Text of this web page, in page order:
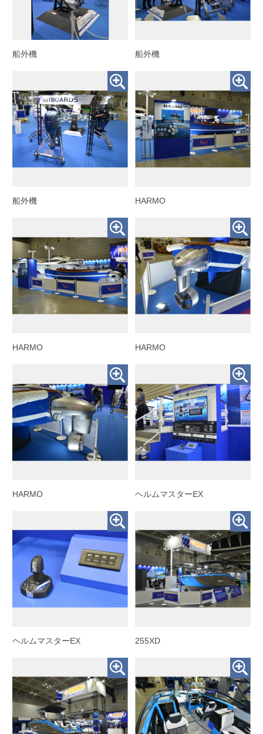
船外機 船外機
船外機 HARMO
HARMO HARMO
HARMO ヘルムマスターEX
ヘルムマスターEX 255XD